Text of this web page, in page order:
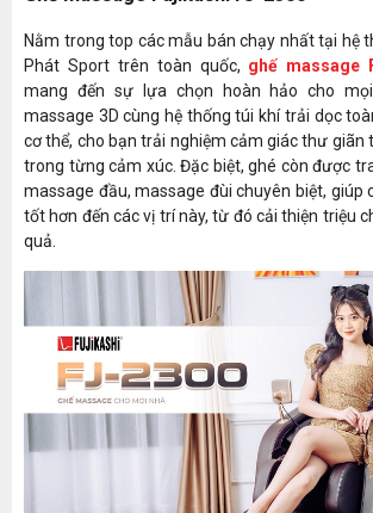
Nằm trong top các mẫu bán chạy nhất tại hệ
Phát Sport trên toàn quốc, ghế massage
mang đến sự lựa chọn hoàn hảo cho
massage 3D cùng hệ thống túi khí trải dọc
cơ thể, cho bạn trải nghiệm cảm giác thư giãn
trong từng cảm xúc. Đặc biệt, ghé còn được
massage đầu, massage đùi chuyên biệt, giúp
tốt hơn đến các vị trí này, từ đó cải thiện triệu
quả.